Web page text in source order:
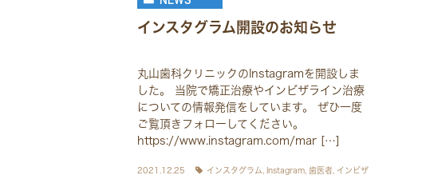
インスタグラム開設のお知らせ
丸山歯科クリニックのInstagramを開設しま
した。 当院で矯正治療やインビザライン治療
についての情報発信をしています。 ぜひ一度
ご覧頂きフォローしてください。
https://www.instagram.com/mar […]
2021.12.25 インスタグラム Instagram 歯医者 インビザ